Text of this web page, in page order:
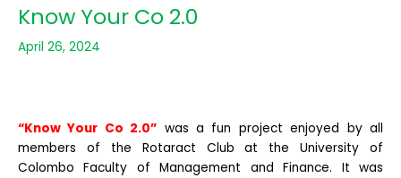
Know Your Co 2.0
April 26, 2024
“Know Your Co 2.0” was a fun project enjoyed by all
members of the Rotaract Club at the University of
Colombo Faculty of Management and Finance. It was